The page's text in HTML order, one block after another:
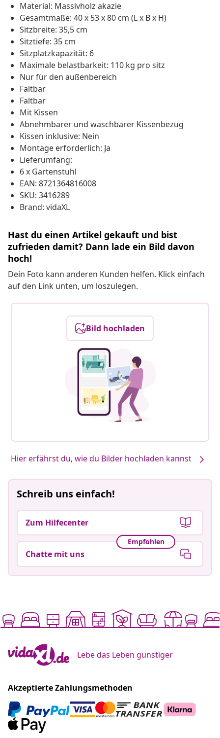
Material: Massivholz akazie
Gesamtmaße: 40 x 53 x 80 cm (L x B x H)
Sitzbreite: 35,5 cm
Sitztiefe: 35 cm
Sitzplatzkapazität: 6
Maximale belastbarkeit: 110 kg pro sitz
Nur für den außenbereich
Faltbar
Faltbar
Mit Kissen
Abnehmbarer und waschbarer Kissenbezug
Kissen inklusive: Nein
Montage erforderlich: Ja
Lieferumfang:
6 x Gartenstuhl
EAN: 8721364816008
SKU: 3416289
Brand: vidaXL
Hast du einen Artikel gekauft und bist
zufrieden damit? Dann lade ein Bild davon
hoch!
Dein Foto kann anderen Kunden helfen. Klick einfach
auf den Link unten, um loszulegen.
Bild hochladen
Hier erfährst du, wie du Bilder hochladen kannst
Schreib uns einfach!
Zum Hilfecenter
Empfohlen
Chatte mit uns
Lebe das Leben günstiger
Akzeptierte Zahlungsmethoden